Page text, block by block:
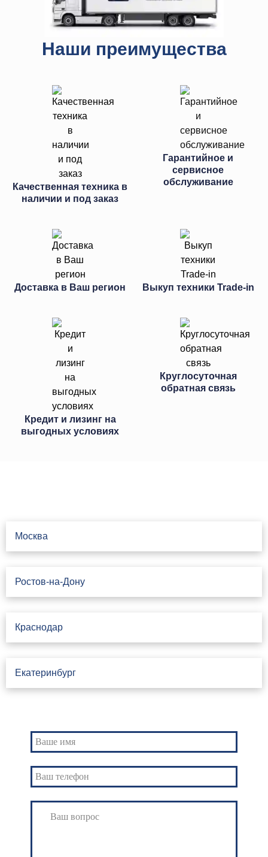
Наши преимущества
Качественная техника в
наличии и под заказ
Гарантийное и
сервисное
обслуживание
Доставка в Ваш регион Выкуп техники Trade-in
Кредит и лизинг на
выгодных условиях
Круглосуточная
обратная связь
Москва
Ростов-на-Дону
Краснодар
Екатеринбург